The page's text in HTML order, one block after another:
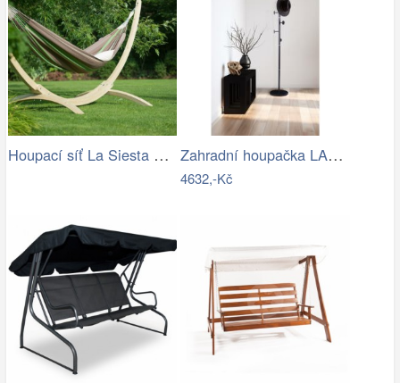
Houpací síť La Siesta Flora Family … Zahradní houpačka LAMIA Tempo Kondela
4632,-Kč